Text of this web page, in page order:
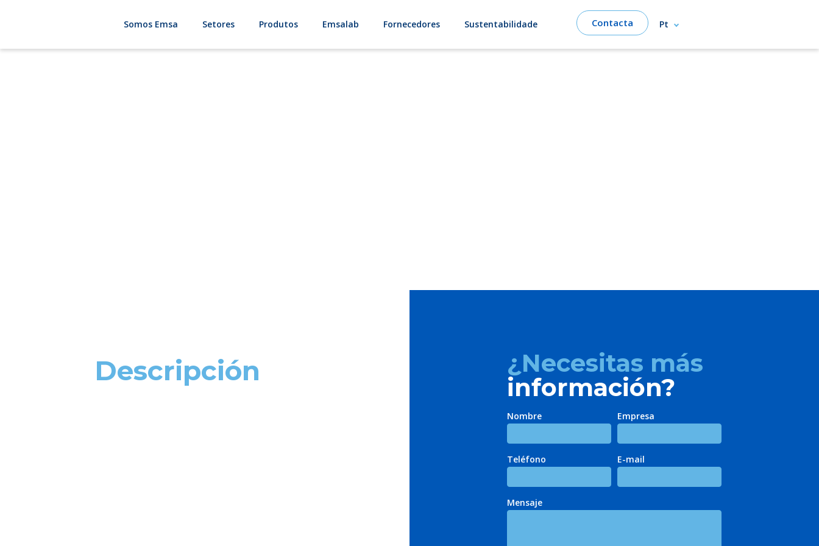
Somos Emsa Setores Produtos Emsalab Fornecedores Sustentabilidade Contacta Pt
Descripción
¿Necesitas más
información?
Nombre Empresa
Teléfono E-mail
Mensaje